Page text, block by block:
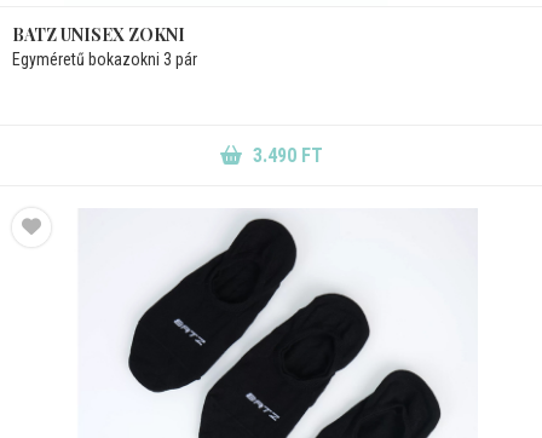
BATZ UNISEX ZOKNI
Egyméretű bokazokni 3 pár
3.490 FT